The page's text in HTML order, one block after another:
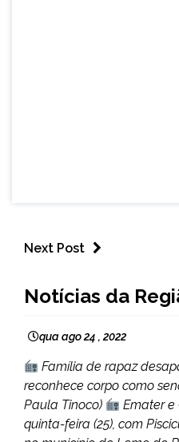
Next Post
NOTÍCIAS
Notícias da
qua ago 24 , 2022
Família de rapaz
reconhece corpo como
Paula Tinoco)
Emater e
quinta-feira (25), com